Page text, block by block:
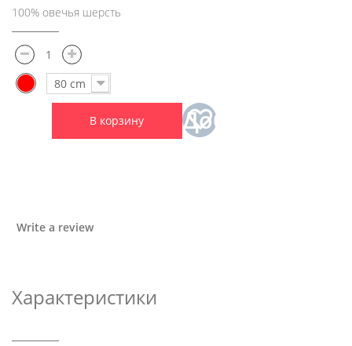
100% овечья шерсть
80 cm
В корзину
Добавить
Write a review
Характеристики